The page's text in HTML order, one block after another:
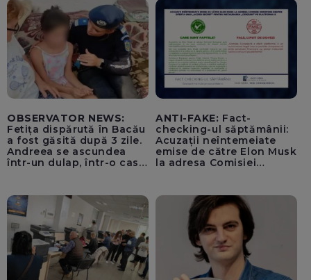
OBSERVATOR NEWS:
Fetița dispărută în Bacău
a fost găsită după 3 zile.
Andreea se ascundea
într-un dulap, într-o casă
ANTI-FAKE: Fact-
checking-ul săptămânii:
Acuzații neîntemeiate
emise de către Elon Musk
la adresa Comisiei
pentru instaurarea
„cenzurii” pe platforma X